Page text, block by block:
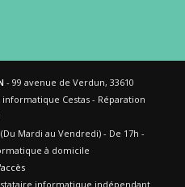
- 99 avenue de Verdun, 33610
Cestas - Réparation
Mardi au Vendredi) - De 17h -
à domicile
informatique indépendant.